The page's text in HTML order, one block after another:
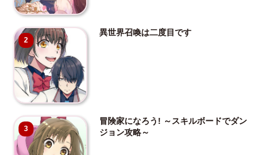
2
異世界召喚は二度目です
3
冒険家になろう! ～スキルボードでダン
ジョン攻略～